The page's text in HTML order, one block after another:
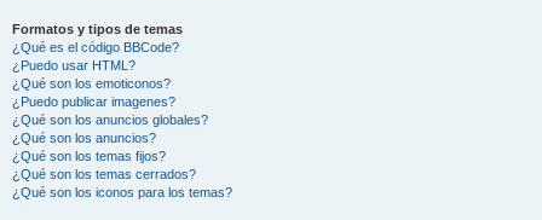
Formatos y tipos de temas
¿Qué es el código BBCode?
¿Puedo usar HTML?
¿Qué son los emoticonos?
¿Puedo publicar imagenes?
¿Qué son los anuncios globales?
¿Qué son los anuncios?
¿Qué son los temas fijos?
¿Qué son los temas cerrados?
¿Qué son los iconos para los temas?